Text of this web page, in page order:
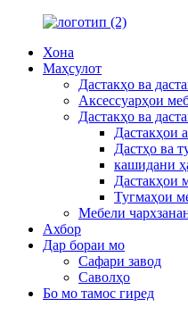
Хона
Маҳсулот
Дастакҳо ва
Аксессуарҳои
Дастакҳо ва
Дастакҳои
Дастҳо ва
кашидани
Дастакҳои
Тугмаҳои
Мебели
Ахбор
Дар бораи мо
Сафари завод
Саволҳо
Бо мо тамос гиред